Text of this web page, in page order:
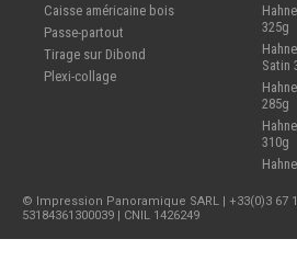
Caisse américaine bois
Passe-partout
Tirage sur Dibond
Plexi-collage
325g
Satin
285g
310g
© Impression Panoramique SARL | +33(0)3 67
53184361300039 | CNIL 1426249